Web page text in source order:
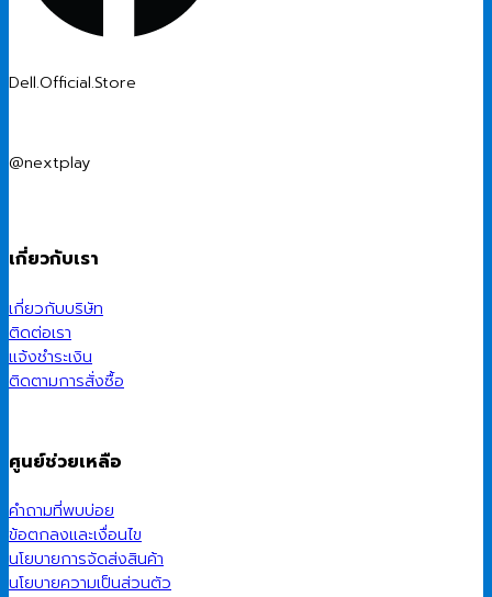
Dell.Official.Store
@nextplay
เกี่ยวกับเรา
เกี่ยวกับบริษัท
ติดต่อเรา
แจ้งชำระเงิน
ติดตามการสั่งซื้อ
ศูนย์ช่วยเหลือ
คำถามที่พบบ่อย
ข้อตกลงและเงื่อนไข
นโยบายการจัดส่งสินค้า
นโยบายความเป็นส่วนตัว